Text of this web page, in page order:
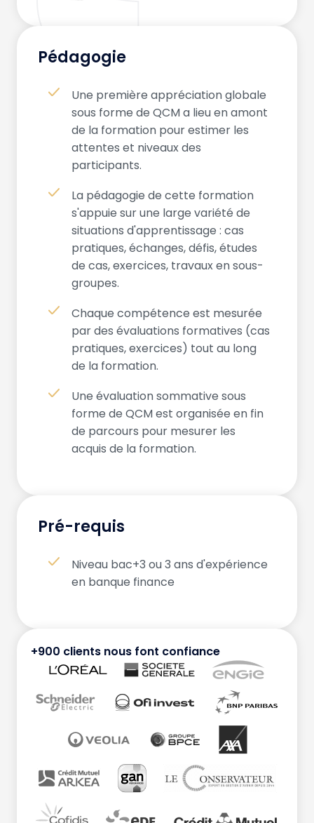
Pédagogie
Une première appréciation globale
sous forme de QCM a lieu en amont
de la formation pour estimer les
attentes et niveaux des
participants.
La pédagogie de cette formation
s'appuie sur une large variété de
situations d'apprentissage : cas
pratiques, échanges, défis, études
de cas, exercices, travaux en sous-
groupes.
Chaque compétence est mesurée
par des évaluations formatives (cas
pratiques, exercices) tout au long
de la formation.
Une évaluation sommative sous
forme de QCM est organisée en fin
de parcours pour mesurer les
acquis de la formation.
Pré-requis
Niveau bac+3 ou 3 ans d'expérience
en banque finance
+900 clients nous font confiance